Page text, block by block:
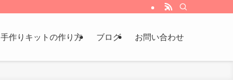
手作りキットの作り方 ブログ お問い合わせ